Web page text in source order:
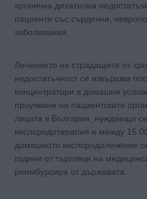
хронична дихателна
пациенти със сърдечни,
заболявания.
Лечението на страдащите от
недостатъчност се извършва
концентратори в домашни
проучване на пациентските
лицата в България, нуждаещи
кислородотерапия е между 15
домашното кислородолечение
години от търговци на
реимбурсира от държавата.